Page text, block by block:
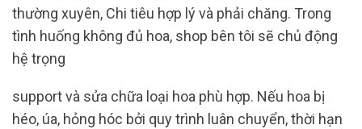
thường xuyên, Chi tiêu hợp lý và phải chăng. Trong
tình huống không đủ hoa, shop bên tôi sẽ chủ động
hệ trọng
support và sửa chữa loại hoa phù hợp. Nếu hoa bị
héo, úa, hỏng hóc bởi quy trình luân chuyển, thời hạn